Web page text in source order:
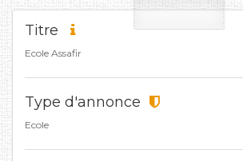
Titre
Ecole Assafir
Type d'annonce
Ecole